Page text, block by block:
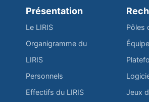
Présentation
Le LIRIS
Organigramme du
LIRIS
Personnels
Effectifs du LIRIS
Pôles
Jeux